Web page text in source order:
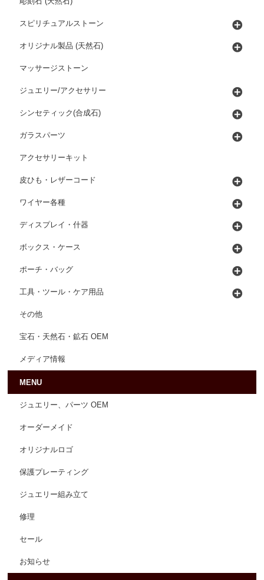
スピリチュアルストーン
オリジナル製品 (天然石)
マッサージストーン
ジュエリー/アクセサリー
シンセティック(合成石)
ガラスパーツ
アクセサリーキット
皮ひも・レザーコード
ワイヤー各種
ディスプレイ・什器
ボックス・ケース
ポーチ・バッグ
工具・ツール・ケア用品
その他
宝石・天然石・鉱石 OEM
メディア情報
MENU
ジュエリー、パーツ OEM
オーダーメイド
オリジナルロゴ
保護プレーティング
ジュエリー組み立て
修理
セール
お知らせ